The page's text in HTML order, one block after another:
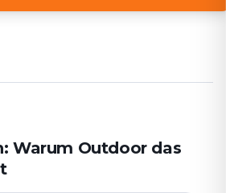
Warum Outdoor das